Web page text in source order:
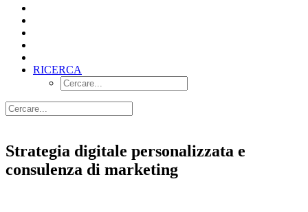
RICERCA
Strategia digitale personalizzata e
consulenza di marketing